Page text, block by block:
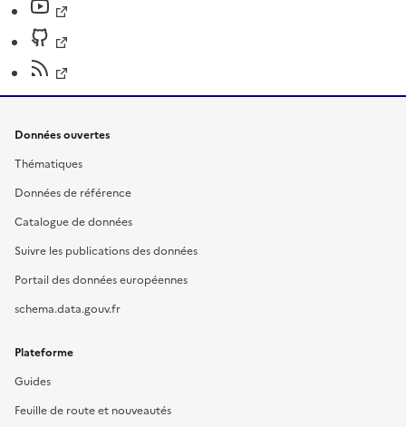
Données ouvertes
Thématiques
Données de référence
Catalogue de données
Suivre les publications des données
Portail des données européennes
schema.data.gouv.fr
Plateforme
Guides
Feuille de route et nouveautés